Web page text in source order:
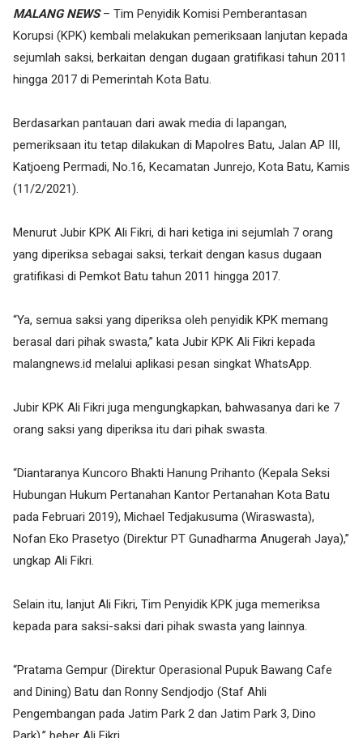
MALANG NEWS– Tim Penyidik Komisi Pemberantasan
Korupsi (KPK) kembali melakukan pemeriksaan lanjutan kepada
sejumlah saksi, berkaitan dengan dugaan gratifikasi tahun 2011
hingga 2017 di Pemerintah Kota Batu.
Berdasarkan pantauan dari awak media di lapangan,
pemeriksaan itu tetap dilakukan di Mapolres Batu, Jalan AP III,
Katjoeng Permadi, No.16, Kecamatan Junrejo, Kota Batu, Kamis
(11/2/2021).
Menurut Jubir KPK Ali Fikri, di hari ketiga ini sejumlah 7 orang
yang diperiksa sebagai saksi, terkait dengan kasus dugaan
gratifikasi di Pemkot Batu tahun 2011 hingga 2017.
“Ya, semua saksi yang diperiksa oleh penyidik KPK memang
berasal dari pihak swasta,” kata Jubir KPK Ali Fikri kepada
malangnews.id melalui aplikasi pesan singkat WhatsApp.
Jubir KPK Ali Fikri juga mengungkapkan, bahwasanya dari ke 7
orang saksi yang diperiksa itu dari pihak swasta.
“Diantaranya Kuncoro Bhakti Hanung Prihanto (Kepala Seksi
Hubungan Hukum Pertanahan Kantor Pertanahan Kota Batu
pada Februari 2019), Michael Tedjakusuma (Wiraswasta),
Nofan Eko Prasetyo (Direktur PT Gunadharma Anugerah Jaya),”
ungkap Ali Fikri.
Selain itu, lanjut Ali Fikri, Tim Penyidik KPK juga memeriksa
kepada para saksi-saksi dari pihak swasta yang lainnya.
“Pratama Gempur (Direktur Operasional Pupuk Bawang Cafe
and Dining) Batu dan Ronny Sendjodjo (Staf Ahli
Pengembangan pada Jatim Park 2 dan Jatim Park 3, Dino